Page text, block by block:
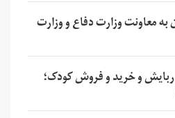
به معاونت وزارت دفاع و وزارت
و خرید و فروش کودک؛